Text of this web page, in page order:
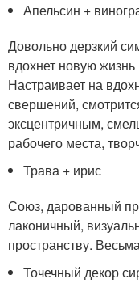
Апельсин +
Довольно дерзкий
вдохнет новую
Настраивает на
свершений,
эксцентричным,
рабочего места,
Трава + ирис
Союз, дарованный
лаконичный,
пространству.
Точечный декор